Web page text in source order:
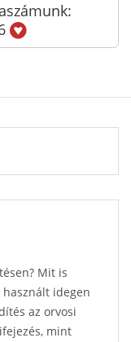
Mit is
idegen
az orvosi
mint